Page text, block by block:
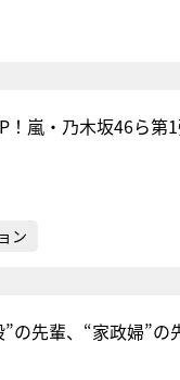
嵐・乃木坂46ら第
ン
先輩、“家政婦”の